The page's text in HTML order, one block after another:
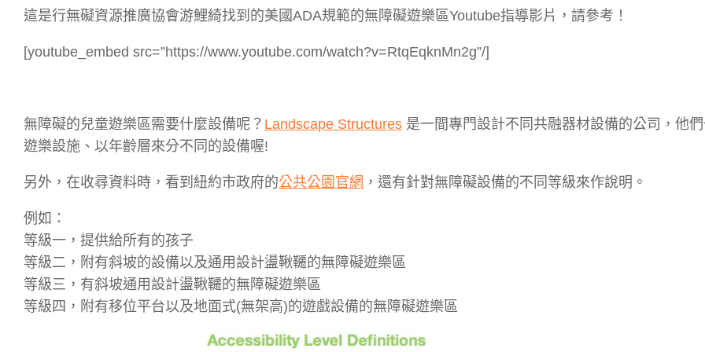
這是行無礙資源推廣協會游鯉綺找到的美國ADA規範的無障礙遊樂區Youtube指導影片，請參考！
[youtube_embed src=”https://www.youtube.com/watch?v=RtqEqknMn2g”/]
無障礙的兒童遊樂區需要什麼設備呢？ Landscape Structures 是一間專門設計不同共融器材設備的公司，他
遊樂設施、以年齡層來分不同的設備喔!
另外，在收尋資料時，看到紐約市政府的公共公園官網 ，還有針對無障礙設備的不同等級來作說明。
例如：
等級一，提供給所有的孩子
等級二，附有斜坡的設備以及通用設計盪鞦韆的無障礙遊樂區
等級三，有斜坡通用設計盪鞦韆的無障礙遊樂區
等級四，附有移位平台以及地面式(無架高)的遊戲設備的無障礙遊樂區